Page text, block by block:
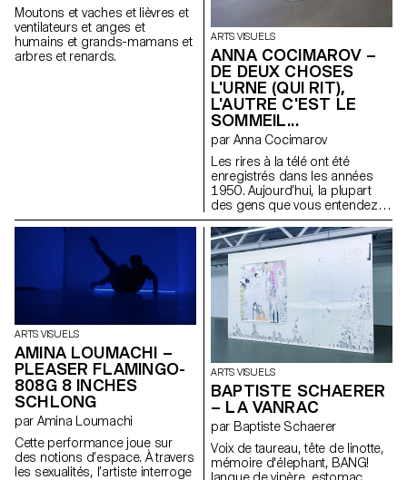
Moutons et vaches et lièvres et
ventilateurs et anges et
humains et grands-mamans et
arbres et renards.
ARTS VISUELS
ANNA COCIMAROV –
DE DEUX CHOSES
L'URNE (QUI RIT),
L'AUTRE C'EST LE
SOMMEIL...
par Anna Cocimarov
Les rires à la télé ont été
enregistrés dans les années
1950. Aujourd’hui, la plupart
des gens que vous entendez
rire sont morts. » Cette phrase,
tirée du roman Berceuse de
Chuck Palahniuk, ressemble à
une légende urbaine — à moitié
vraie. Elle fait écho à la
sculpture Partial Truth de Bruce
Nauman, une stèle froide et
minimaliste en forme d’écran
éteint. La télévision, elle aussi,
fabrique des vérités partielles :
elle découpe, filtre, remonte le
réel. On regarde les infos
comme une sitcom, entre rires
forcés et tragédies banalisées.
Cette installation traduit cette
perception fragmentée. Deux
urnes : l’une rit, l’autre dort.
Vases de mémoire, elles
ARTS VISUELS
AMINA LOUMACHI –
PLEASER FLAMINGO-
808G 8 INCHES
SCHLONG
par Amina Loumachi
Cette performance joue sur
des notions d’espace. À travers
les sexualités, l’artiste interroge
ARTS VISUELS
BAPTISTE SCHAERER
– LA VANRAC
par Baptiste Schaerer
Voix de taureau, tête de linotte,
mémoire d'élephant, BANG!